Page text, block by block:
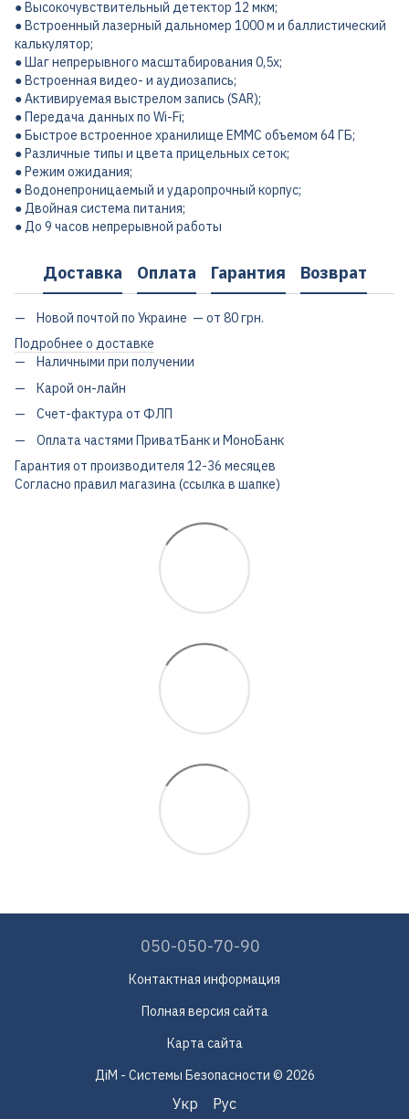
● Высокочувствительный детектор 12 мкм;
● Встроенный лазерный дальномер 1000 м и баллистический
калькулятор;
● Шаг непрерывного масштабирования 0,5x;
● Встроенная видео- и аудиозапись;
● Активируемая выстрелом запись (SAR);
● Передача данных по Wi-Fi;
● Быстрое встроенное хранилище EMMC объемом 64 ГБ;
● Различные типы и цвета прицельных сеток;
● Режим ожидания;
● Водонепроницаемый и ударопрочный корпус;
● Двойная система питания;
● До 9 часов непрерывной работы
Доставка Оплата Гарантия Возврат
Новой почтой по Украине — от 80 грн.
Подробнее о доставке
Наличными при получении
Карой он-лайн
Счет-фактура от ФЛП
Оплата частями ПриватБанк и МоноБанк
Гарантия от производителя 12-36 месяцев
Согласно правил магазина (ссылка в шапке)
050-050-70-90
Контактная информация
Полная версия сайта
Карта сайта
ДіМ - Системы Безопасности © 2026
Укр Рус